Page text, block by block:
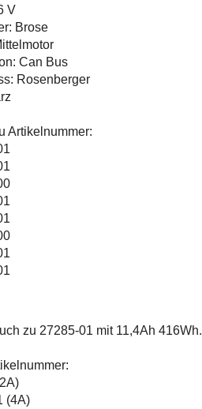
V
Brose
Can Bus
Rosenberger
Artikelnummer:
zu 27285-01 mit 11,4Ah 416Wh.
(4A)